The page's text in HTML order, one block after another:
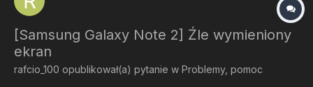
[Samsung Galaxy Note 2] Źle wymieniony
ekran
rafcio_100 opublikował(a) pytanie w Problemy, pomoc